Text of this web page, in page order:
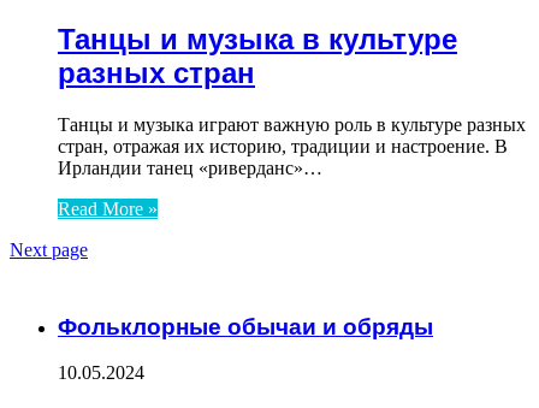
Танцы и музыка в культуре
разных стран
Танцы и музыка играют важную роль в культуре разных
стран, отражая их историю, традиции и настроение. В
Ирландии танец «риверданс»…
Read More »
Next page
Фольклорные обычаи и обряды
10.05.2024